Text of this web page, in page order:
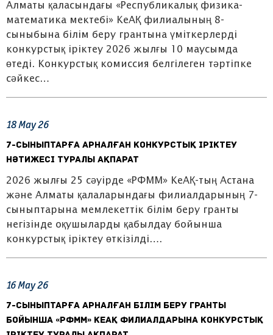
Алматы қаласындағы «Республикалық физика-
математика мектебі» КеАҚ филиалының 8-
сыныбына білім беру грантына үміткерлерді
конкурстық іріктеу 2026 жылғы 10 маусымда
өтеді. Конкурстық комиссия белгілеген тәртіпке
сәйкес…
18May26
7-сыныптарға арналған конкурстық іріктеу
нәтижесі туралы ақпарат
2026 жылғы 25 сәуірде «РФММ» КеАҚ-тың Астана
және Алматы қалаларындағы филиалдарының 7-
сыныптарына мемлекеттік білім беру гранты
негізінде оқушыларды қабылдау бойынша
конкурстық іріктеу өткізілді….
16May26
7-сыныптарға арналған білім беру гранты
бойынша «РФММ» КеАҚ филиалдарына конкурстық